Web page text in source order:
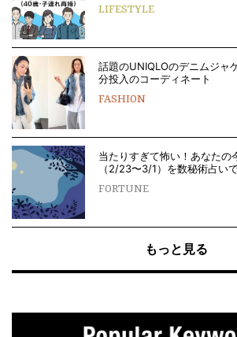
LIFESTYLE
話題のUNIQLOのデニムジャ
分投入のコーディネート
FASHION
当たりすぎて怖い！あなたの
（2/23〜3/1）を数秘術占い
FORTUNE
もっと見る